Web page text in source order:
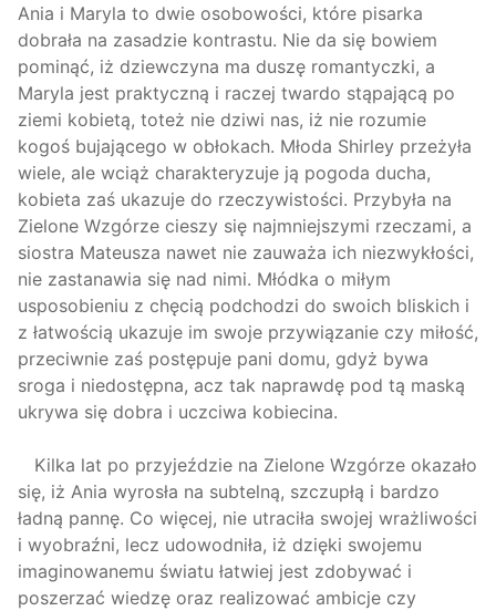
Ania i Maryla to dwie osobowości, które pisarka
dobrała na zasadzie kontrastu. Nie da się bowiem
pominąć, iż dziewczyna ma duszę romantyczki, a
Maryla jest praktyczną i raczej twardo stąpającą po
ziemi kobietą, toteż nie dziwi nas, iż nie rozumie
kogoś bujającego w obłokach. Młoda Shirley przeżyła
wiele, ale wciąż charakteryzuje ją pogoda ducha,
kobieta zaś ukazuje do rzeczywistości. Przybyła na
Zielone Wzgórze cieszy się najmniejszymi rzeczami, a
siostra Mateusza nawet nie zauważa ich niezwykłości,
nie zastanawia się nad nimi. Młódka o miłym
usposobieniu z chęcią podchodzi do swoich bliskich i
z łatwością ukazuje im swoje przywiązanie czy miłość,
przeciwnie zaś postępuje pani domu, gdyż bywa
sroga i niedostępna, acz tak naprawdę pod tą maską
ukrywa się dobra i uczciwa kobiecina.
Kilka lat po przyjeździe na Zielone Wzgórze okazało
się, iż Ania wyrosła na subtelną, szczupłą i bardzo
ładną pannę. Co więcej, nie utraciła swojej wrażliwości
i wyobraźni, lecz udowodniła, iż dzięki swojemu
imaginowanemu światu łatwiej jest zdobywać i
poszerzać wiedzę oraz realizować ambicje czy